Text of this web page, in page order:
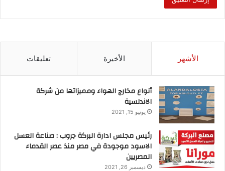
الأشهر الأخيرة تعليقات
أنواع مخارج الهواء ومميزاتها من شركة
الاندلسية
يونيو 15, 2021
رئيس مجلس ادارة البركة جروب : صناعة العسل
الاسود موجودة في مصر منذ عصر القدماء
المصريين
ديسمبر 26, 2021